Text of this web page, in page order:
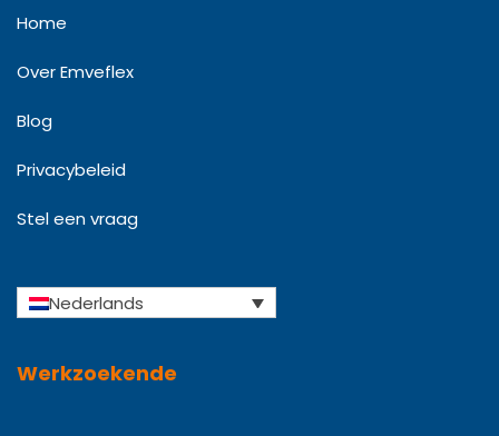
Home
Over Emveflex
Blog
Privacybeleid
Stel een vraag
Nederlands
Werkzoekende